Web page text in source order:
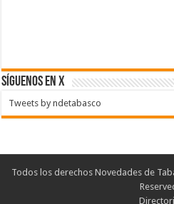
SÍGUENOS EN X
Tweets by ndetabasco
Todos los derechos Novedades de